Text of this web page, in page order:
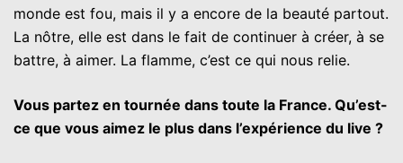
monde est fou, mais il y a encore de la beauté partout.
La nôtre, elle est dans le fait de continuer à créer, à se
battre, à aimer. La flamme, c’est ce qui nous relie.
Vous partez en tournée dans toute la France. Qu’est-
ce que vous aimez le plus dans l’expérience du live ?